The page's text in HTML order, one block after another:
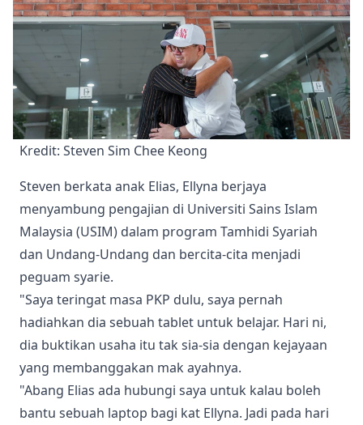
Kredit: Steven Sim Chee Keong
Steven berkata anak Elias, Ellyna berjaya
menyambung pengajian di Universiti Sains Islam
Malaysia (USIM) dalam program Tamhidi Syariah
dan Undang-Undang dan bercita-cita menjadi
peguam syarie.
"Saya teringat masa PKP dulu, saya pernah
hadiahkan dia sebuah tablet untuk belajar. Hari ni,
dia buktikan usaha itu tak sia-sia dengan kejayaan
yang membanggakan mak ayahnya.
"Abang Elias ada hubungi saya untuk kalau boleh
bantu sebuah laptop bagi kat Ellyna. Jadi pada hari